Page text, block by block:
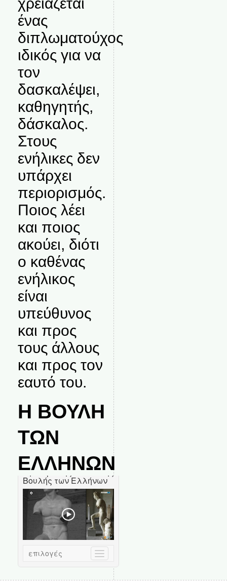
ένας
διπλωματούχος
ιδικός για να
τον
δασκαλέψει,
καθηγητής,
δάσκαλος.
Στους
ενήλικες δεν
υπάρχει
περιορισμός.
Ποιος λέει
και ποιος
ακούει, διότι
ο καθένας
ενήλικος
είναι
υπεύθυνος
και προς
τους άλλους
και προς τον
εαυτό του.
Η ΒΟΥΛΗ
ΤΩΝ
ΕΛΛΗΝΩΝ